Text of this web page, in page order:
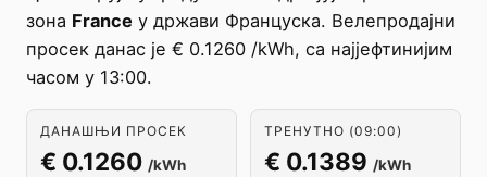
зона France у држави Француска. Велепродајни
просек данас је € 0.1260 /kWh, са најјефтинијим
часом у 13:00.
ДАНАШЊИ ПРОСЕК
€ 0.1260 /kWh
ТРЕНУТНО (09:00)
€ 0.1389 /kWh